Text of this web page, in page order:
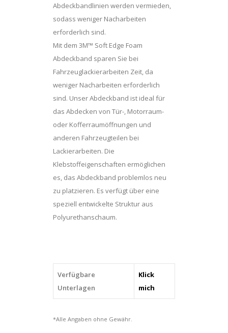
Abdeckbandlinien werden vermieden,
sodass weniger Nacharbeiten
erforderlich sind.
Mit dem 3M™ Soft Edge Foam
Abdeckband sparen Sie bei
Fahrzeuglackierarbeiten Zeit, da
weniger Nacharbeiten erforderlich
sind. Unser Abdeckband ist ideal für
das Abdecken von Tür-, Motorraum-
oder Kofferraumöffnungen und
anderen Fahrzeugteilen bei
Lackierarbeiten. Die
Klebstoffeigenschaften ermöglichen
es, das Abdeckband problemlos neu
zu platzieren. Es verfügt über eine
speziell entwickelte Struktur aus
Polyurethanschaum.
Verfügbare
Unterlagen
Klick
mich
*Alle Angaben ohne Gewähr.